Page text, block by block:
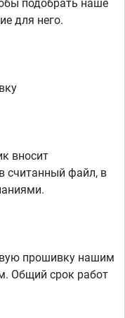
подобрать наше
для него.
вносит
считанный файл, в
прошивку нашим
Общий срок работ